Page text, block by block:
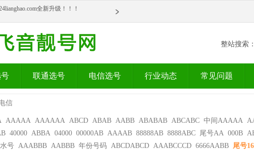
整站搜索：
联通选号 电信选号 行业动态 常见问题
信
AAAAA AAAAAA ABCD ABAB AABB ABABAB ABCABC 中间AAAAA
40000 ABBA 04000 00000AB AAAAB 88888AB 8888ABC 尾号AA 000B
号 AAABBB AABBB 年份号码 ABCDABCD AAABCCCD 6666AABB 尾号